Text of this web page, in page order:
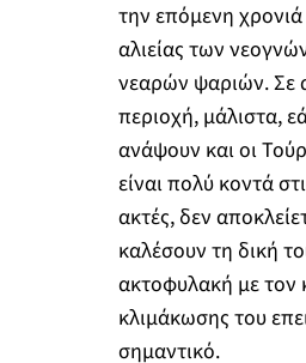
την επόμενη
αλιείας των
νεαρών ψαριών. Σε
περιοχή, μάλιστα,
ανάψουν και οι
είναι πολύ κοντά
ακτές, δεν
καλέσουν τη δική
ακτοφυλακή με τον
κλιμάκωσης του
σημαντικό.